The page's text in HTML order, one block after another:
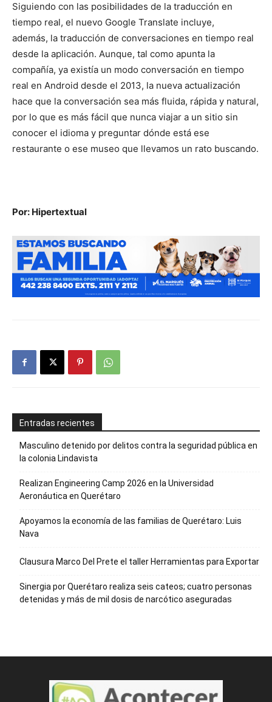
Siguiendo con las posibilidades de la traducción en
tiempo real, el nuevo Google Translate incluye,
además, la traducción de conversaciones en tiempo real
desde la aplicación. Aunque, tal como apunta la
compañía, ya existía un modo conversación en tiempo
real en Android desde el 2013, la nueva actualización
hace que la conversación sea más fluida, rápida y natural,
por lo que es más fácil que nunca viajar a un sitio sin
conocer el idioma y preguntar dónde está ese
restaurante o ese museo que llevamos un rato buscando.
Por: Hipertextual
Entradas recientes
Masculino detenido por delitos contra la seguridad pública en
la colonia Lindavista
Realizan Engineering Camp 2026 en la Universidad
Aeronáutica en Querétaro
Apoyamos la economía de las familias de Querétaro: Luis
Nava
Clausura Marco Del Prete el taller Herramientas para Exportar
Sinergia por Querétaro realiza seis cateos; cuatro personas
detenidas y más de mil dosis de narcótico aseguradas